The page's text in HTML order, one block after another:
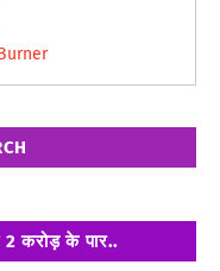
2 करोड़ के पार..